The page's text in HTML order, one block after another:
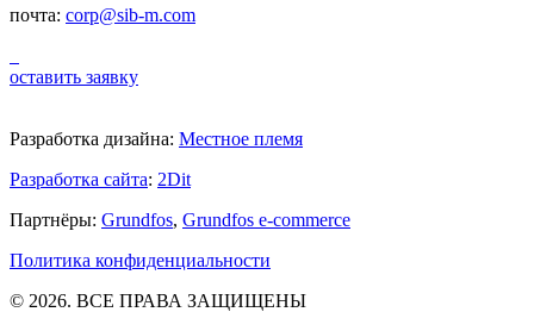
почта: corp@sib-m.com
оставить заявку
Разработка дизайна: Местное племя
Разработка сайта: 2Dit
Партнёры: Grundfos, Grundfos e-commerce
Политика конфиденциальности
© 2026. ВСЕ ПРАВА ЗАЩИЩЕНЫ